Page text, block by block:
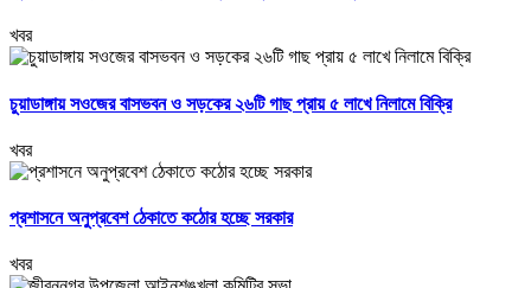
খবর
চুয়াডাঙ্গায় সওজের বাসভবন ও সড়কের ২৬টি গাছ প্রায় ৫ লাখে নিলামে বিক্রি
খবর
প্রশাসনে অনুপ্রবেশ ঠেকাতে কঠোর হচ্ছে সরকার
খবর